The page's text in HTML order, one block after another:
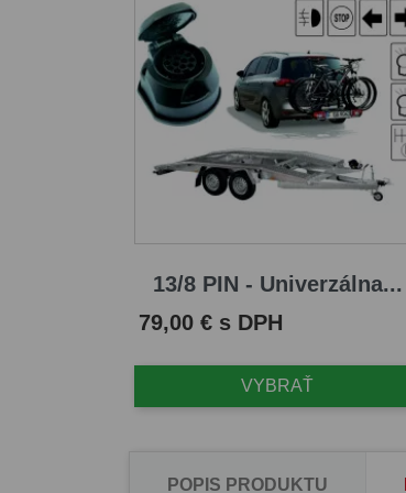
13/8 PIN - Univerzálna...
Cena
79,00 € s DPH
VYBRAŤ
POPIS PRODUKTU